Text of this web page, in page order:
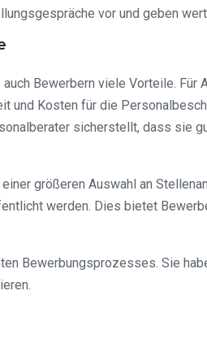
vor und geben
Bewerbern viele Vorteile.
Kosten für die
sicherstellt, dass sie
größeren Auswahl an
werden. Dies bietet
Bewerbungsprozesses. Sie